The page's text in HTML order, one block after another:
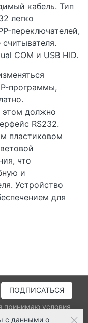
кабель. Тип
легко
переключателей,
COM и USB HID.
программы,
этом должно
RS232.
пластиковом
что
и
Устройство
для
принимаю условия
с данными о